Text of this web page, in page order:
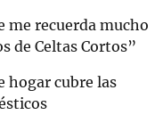
me recuerda mucho
de Celtas Cortos”
hogar cubre las